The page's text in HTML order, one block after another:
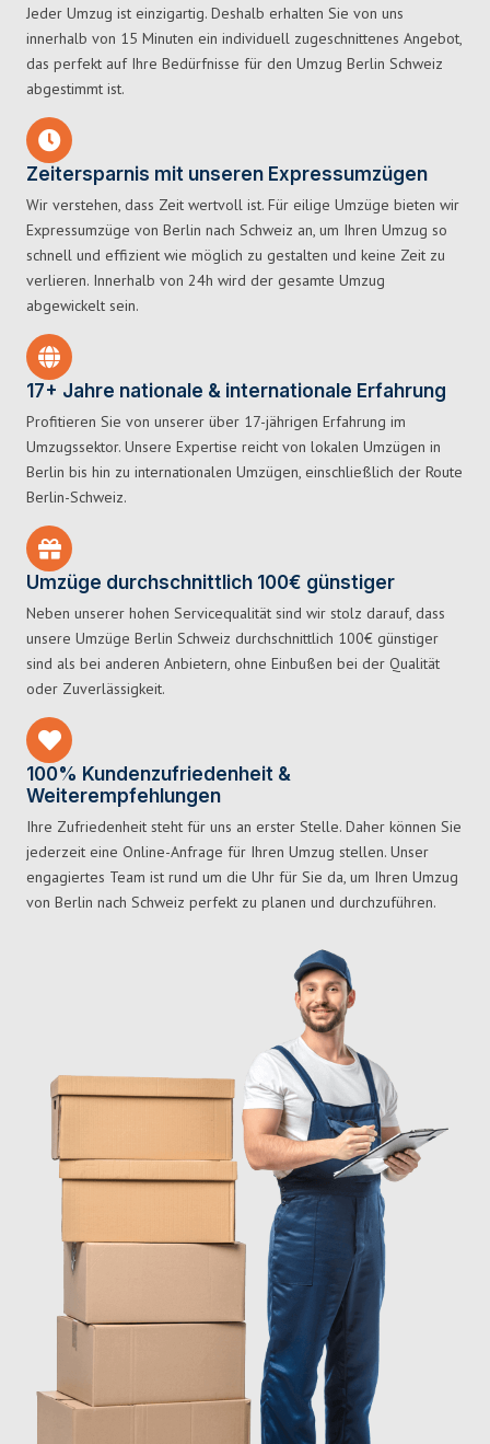
Jeder Umzug ist einzigartig. Deshalb erhalten Sie von uns
innerhalb von 15 Minuten ein individuell zugeschnittenes Angebot,
das perfekt auf Ihre Bedürfnisse für den Umzug Berlin Schweiz
abgestimmt ist.
Zeitersparnis mit unseren Expressumzügen
Wir verstehen, dass Zeit wertvoll ist. Für eilige Umzüge bieten wir
Expressumzüge von Berlin nach Schweiz an, um Ihren Umzug so
schnell und effizient wie möglich zu gestalten und keine Zeit zu
verlieren. Innerhalb von 24h wird der gesamte Umzug
abgewickelt sein.
17+ Jahre nationale & internationale Erfahrung
Profitieren Sie von unserer über 17-jährigen Erfahrung im
Umzugssektor. Unsere Expertise reicht von lokalen Umzügen in
Berlin bis hin zu internationalen Umzügen, einschließlich der Route
Berlin-Schweiz.
Umzüge durchschnittlich 100€ günstiger
Neben unserer hohen Servicequalität sind wir stolz darauf, dass
unsere Umzüge Berlin Schweiz durchschnittlich 100€ günstiger
sind als bei anderen Anbietern, ohne Einbußen bei der Qualität
oder Zuverlässigkeit.
100% Kundenzufriedenheit &
Weiterempfehlungen
Ihre Zufriedenheit steht für uns an erster Stelle. Daher können Sie
jederzeit eine Online-Anfrage für Ihren Umzug stellen. Unser
engagiertes Team ist rund um die Uhr für Sie da, um Ihren Umzug
von Berlin nach Schweiz perfekt zu planen und durchzuführen.